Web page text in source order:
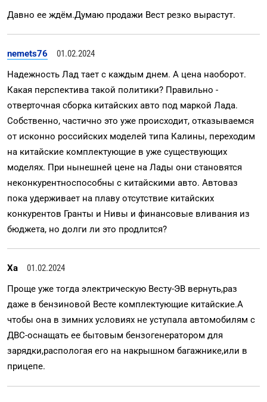
Давно ее ждём.Думаю продажи Вест резко вырастут.
nemets76
01.02.2024
Надежность Лад тает с каждым днем. А цена наоборот.
Какая перспектива такой политики? Правильно -
отверточная сборка китайских авто под маркой Лада.
Собственно, частично это уже происходит, отказываемся
от исконно российских моделей типа Калины, переходим
на китайские комплектующие в уже существующих
моделях. При нынешней цене на Лады они становятся
неконкурентноспособны с китайскими авто. Автоваз
пока удерживает на плаву отсутствие китайских
конкурентов Гранты и Нивы и финансовые вливания из
бюджета, но долги ли это продлится?
Ха
01.02.2024
Проще уже тогда электрическую Весту-ЭВ вернуть,раз
даже в бензиновой Весте комплектующие китайские.А
чтобы она в зимних условиях не уступала автомобилям с
ДВС-оснащать ее бытовым бензогенератором для
зарядки,распологая его на накрышном багажнике,или в
прицепе.